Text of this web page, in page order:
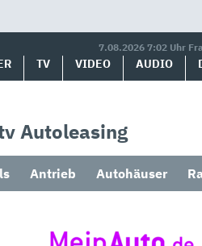
7.08.2026 7:02 Uhr
TV VIDEO AUDIO
Autoleasing
Antrieb Autohäuser